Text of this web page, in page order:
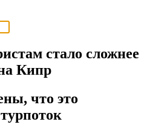
стало сложнее
Кипр
что это